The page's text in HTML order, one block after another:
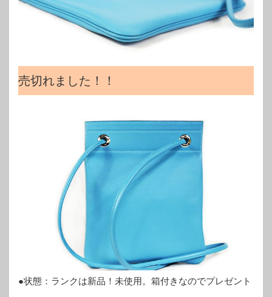
売切れました！！
●状態：ランクは新品！未使用。箱付きなのでプレゼント